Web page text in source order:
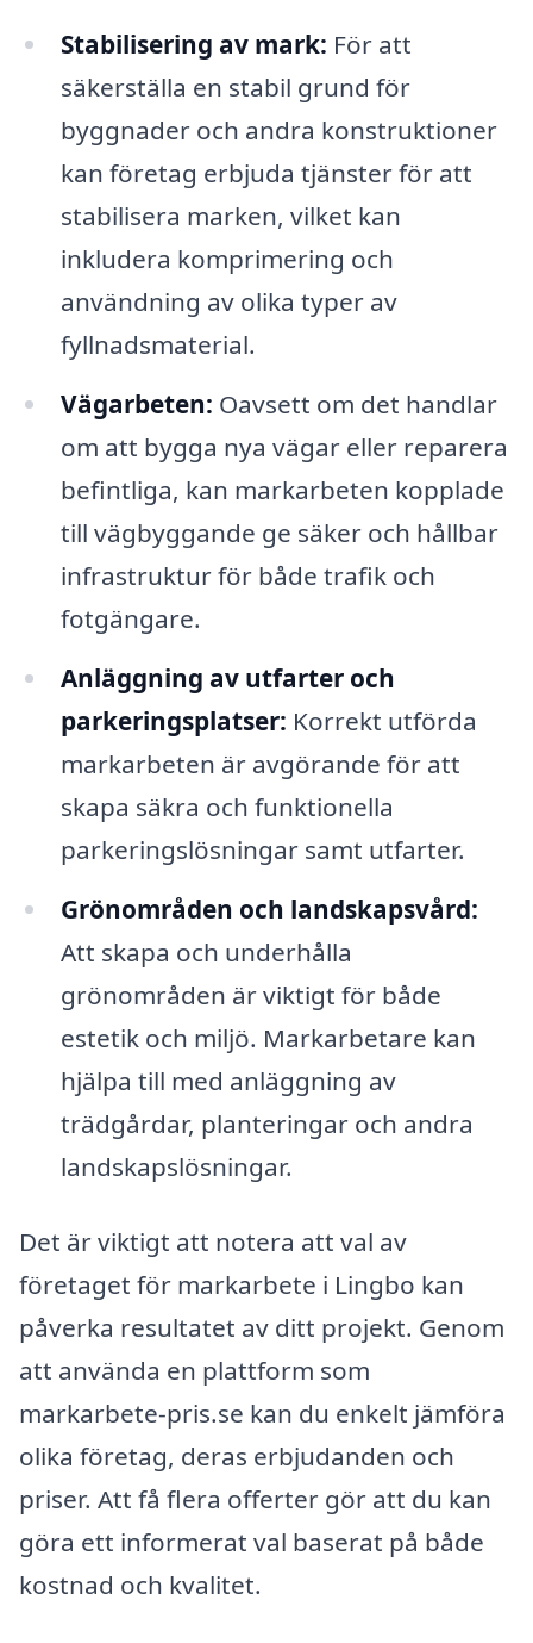
Stabilisering av mark: För att
säkerställa en stabil grund för
byggnader och andra konstruktioner
kan företag erbjuda tjänster för att
stabilisera marken, vilket kan
inkludera komprimering och
användning av olika typer av
fyllnadsmaterial.
Vägarbeten: Oavsett om det handlar
om att bygga nya vägar eller reparera
befintliga, kan markarbeten kopplade
till vägbyggande ge säker och hållbar
infrastruktur för både trafik och
fotgängare.
Anläggning av utfarter och
parkeringsplatser: Korrekt utförda
markarbeten är avgörande för att
skapa säkra och funktionella
parkeringslösningar samt utfarter.
Grönområden och landskapsvård:
Att skapa och underhålla
grönområden är viktigt för både
estetik och miljö. Markarbetare kan
hjälpa till med anläggning av
trädgårdar, planteringar och andra
landskapslösningar.
Det är viktigt att notera att val av
företaget för markarbete i Lingbo kan
påverka resultatet av ditt projekt. Genom
att använda en plattform som
markarbete-pris.se kan du enkelt jämföra
olika företag, deras erbjudanden och
priser. Att få flera offerter gör att du kan
göra ett informerat val baserat på både
kostnad och kvalitet.